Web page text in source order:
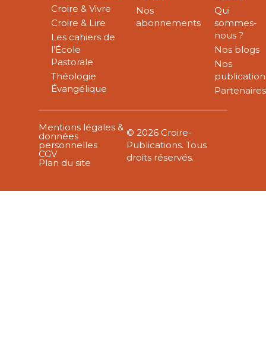
Croire & Vivre
Croire & Lire
Les cahiers de
l’École
Pastorale
Théologie
Évangélique
Nos
abonnements
Qui
sommes-
nous ?
Nos blogs
Nos
Partenaires
Mentions légales &
données
personnelles
CGV
Plan du site
© 2026 Croire-
Publications. Tous
droits réservés.